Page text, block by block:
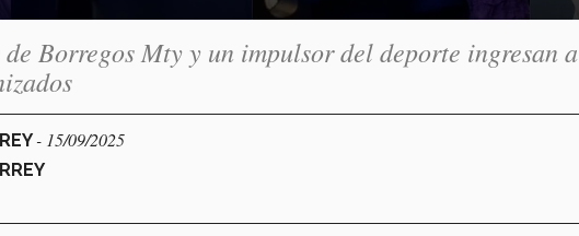
Borregos Mty y un impulsor del deporte ingresan a
- 15/09/2025